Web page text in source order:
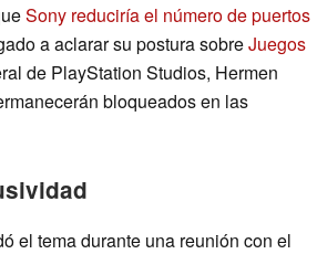
Sony reduciría el número de puertos
a aclarar su postura sobreJuegos
de PlayStation Studios, Hermen
bloqueados en las
el tema durante una reunión con el